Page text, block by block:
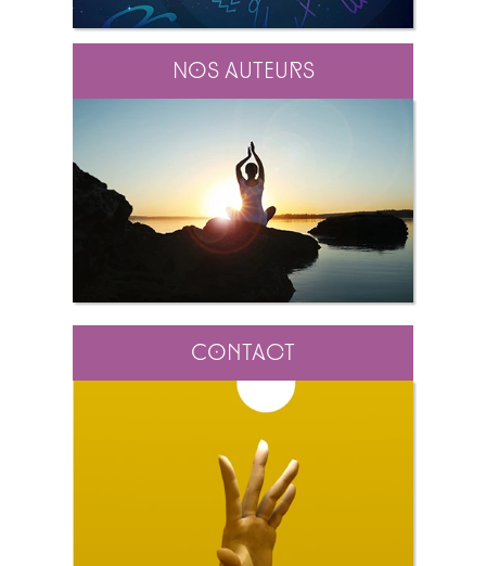
Nos auteurs
Contact